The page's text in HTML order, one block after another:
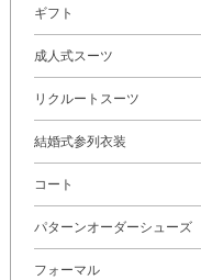
ギフト
成人式スーツ
リクルートスーツ
結婚式参列衣装
コート
パターンオーダーシューズ
フォーマル